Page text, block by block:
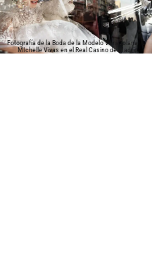
Fotografía de la Boda de la Modelo Venezolana
MIchelle Vivas en el Real Casino de Madrid